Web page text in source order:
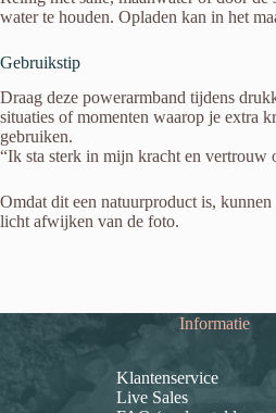
water te houden. Opladen kan in het
Gebruikstip
Draag deze powerarmband tijdens
situaties of momenten waarop je extra
gebruiken.
“Ik sta sterk in mijn kracht en vertrouw
Omdat dit een natuurproduct is,
licht afwijken van de foto.
Informatie
Klantenservice
Live Sales